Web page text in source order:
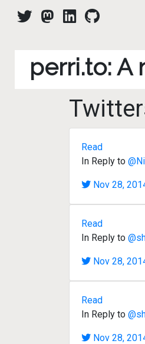
perri.to: A
Read
In Reply to
Nov 28,
Read
In Reply to
Nov 28,
Read
In Reply to
Nov 28,